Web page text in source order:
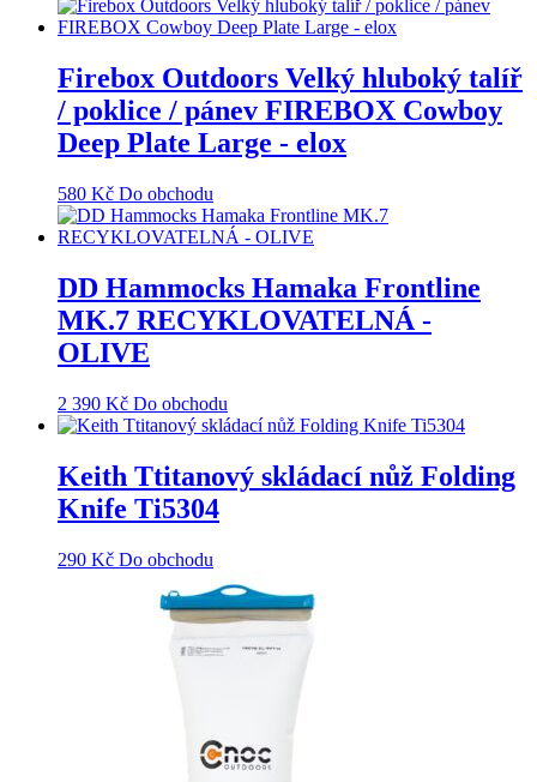
Firebox Outdoors Velký hluboký talíř
/ poklice / pánev FIREBOX Cowboy
Deep Plate Large - elox
580 Kč Do obchodu
DD Hammocks Hamaka Frontline
MK.7 RECYKLOVATELNÁ -
OLIVE
2 390 Kč Do obchodu
Keith Ttitanový skládací nůž Folding
Knife Ti5304
290 Kč Do obchodu